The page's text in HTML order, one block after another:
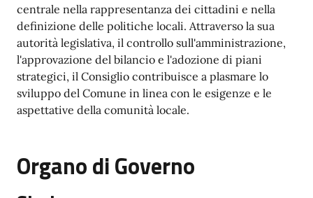
centrale nella rappresentanza dei cittadini e nella
definizione delle politiche locali. Attraverso la sua
autorità legislativa, il controllo sull'amministrazione,
l'approvazione del bilancio e l'adozione di piani
strategici, il Consiglio contribuisce a plasmare lo
sviluppo del Comune in linea con le esigenze e le
aspettative della comunità locale.
Organo di Governo